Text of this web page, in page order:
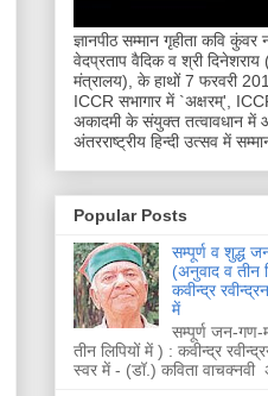
ज्ञानपीठ सम्मान गृहीता कवि कुंवर
वेदप्रताप वैदिक व श्री दिनेशराय
मंत्रालय), के हाथों 7 फरवरी
ICCR सभागार में `अक्षरम्',
अकादमी के संयुक्त तत्वावधान में
अंतरराष्ट्रीय हिन्दी उत्सव में
Popular Posts
सम्पूर्ण व शुद्ध
(अनुवाद व तीन
कवीन्द्र
में
सम्पूर्ण जन-
तीन लिपियों में ) : कवीन्द्र
स्वर में - (डॉ.) कविता वाचक्नवी